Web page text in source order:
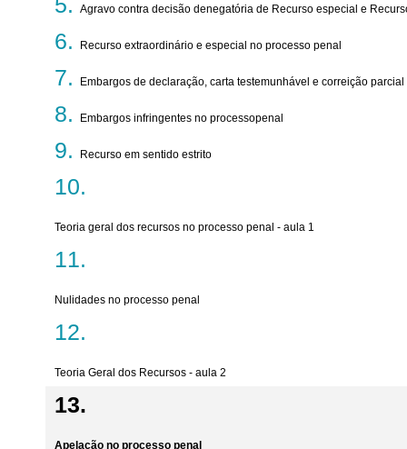
Agravo contra decisão denegatória de Recurso especial e
Recurso extraordinário e especial no processo penal
Embargos de declaração, carta testemunhável e correição
Embargos infringentes no processopenal
Recurso em sentido estrito
Teoria geral dos recursos no processo penal - aula 1
Nulidades no processo penal
Teoria Geral dos Recursos - aula 2
Apelação no processo penal